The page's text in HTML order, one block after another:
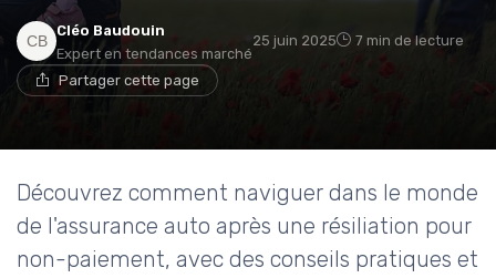
Cléo Baudouin
Expert en tendances marché
25 juin 2025 7 min de lecture
Partager cette page
Découvrez comment naviguer dans le monde
de l'assurance auto après une résiliation pour
non-paiement, avec des conseils pratiques et